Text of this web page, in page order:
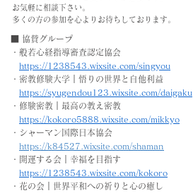
​お気軽に相談下さい。
多くの方の参加を心より​お待ちしております。
■ 協賛グループ
・般若心経指導審査認定協会
https://1238543.wixsite.com/singyou
・密教修験大学｜悟りの世界と自他利益
https://syugendou123.wixsite.com/daigaku
・修験密教｜最高の教え密教
https://kokoro5888.wixsite.com/mikkyo
・ シャーマン国際日本協会
https://k84527.wixsite.com/shaman
・開運する会｜幸福を目指す
https://1238543.wixsite.com/kokoro
・花の会｜世界平和への祈りと心の癒し